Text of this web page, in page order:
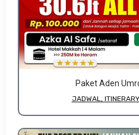
Paket Aden
JADWAL,